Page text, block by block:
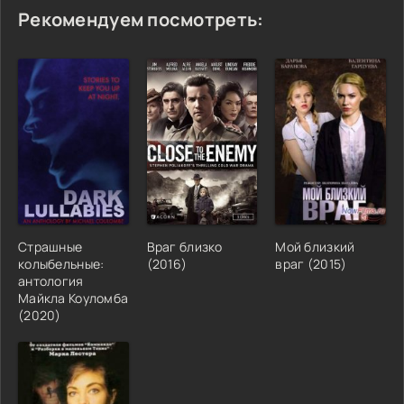
Рекомендуем посмотреть:
Страшные
колыбельные:
антология
Майкла Коуломба
(2020)
Враг близко
(2016)
Мой близкий
враг (2015)